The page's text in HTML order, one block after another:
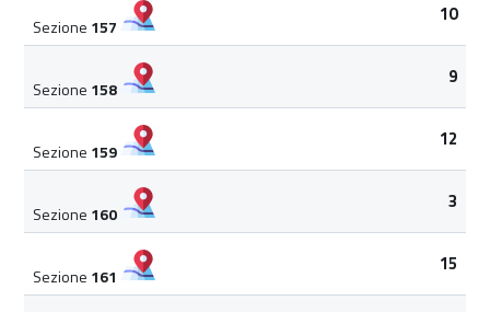
Sezione 157
10
Sezione 158
9
Sezione 159
12
Sezione 160
3
Sezione 161
15